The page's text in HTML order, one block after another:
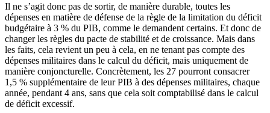
Il ne s’agit donc pas de sortir, de manière durable, toutes les
dépenses en matière de défense de la règle de la limitation du déficit
budgétaire à 3 % du PIB, comme le demandent certains. Et donc de
changer les règles du pacte de stabilité et de croissance. Mais dans
les faits, cela revient un peu à cela, en ne tenant pas compte des
dépenses militaires dans le calcul du déficit, mais uniquement de
manière conjoncturelle. Concrètement, les 27 pourront consacrer
1,5 % supplémentaire de leur PIB à des dépenses militaires, chaque
année, pendant 4 ans, sans que cela soit comptabilisé dans le calcul
de déficit excessif.